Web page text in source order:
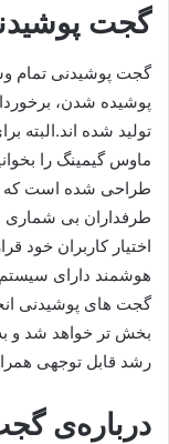
گجت
گجت پوشیدنی تمام
پوشیده شدن،
تولید شده اند.البته
ماوس گیمینگ را
طراحی شده است که
طرفداران بی شماری
اختیار کاربران خود
هوشمند دارای
گجت های پوشیدنی
بخش تر خواهد شد و
رشد قابل توجهی
درباره‌ی